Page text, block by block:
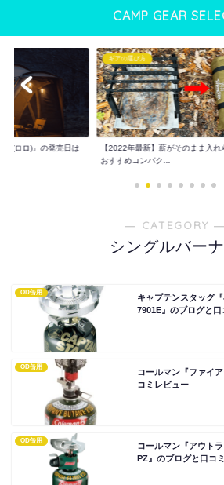
CAMP GEAR
ロロ)』の発売日は
ギアの選び方
【2022年最新】薪がそのまま入れ
おすすめコンパク...
― CATEGORY ―
シングルバー
OD缶用
キャプテンスタッグ
7901E』のブログと
OD缶用
コールマン『ファイ
コミレビュー
OD缶用
コールマン『アウト
PZ』のブログと口コ